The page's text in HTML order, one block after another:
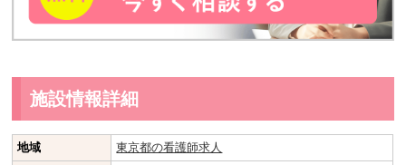
施設情報詳細
地域
東京都の看護師求人